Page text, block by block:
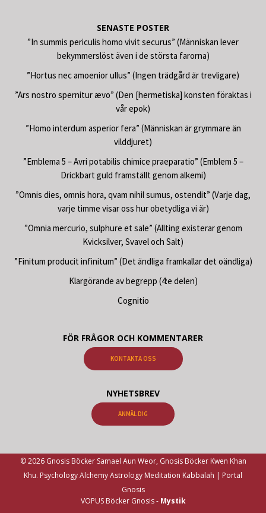
SENASTE POSTER
”In summis periculis homo vivit securus” (Människan lever
bekymmerslöst även i de största farorna)
”Hortus nec amoenior ullus” (Ingen trädgård är trevligare)
”Ars nostro spernitur ævo” (Den [hermetiska] konsten föraktas i
vår epok)
”Homo interdum asperior fera” (Människan är grymmare än
vilddjuret)
”Emblema 5 – Avri potabilis chimice praeparatio” (Emblem 5 –
Drickbart guld framställt genom alkemi)
”Omnis dies, omnis hora, qvam nihil sumus, ostendit” (Varje dag,
varje timme visar oss hur obetydliga vi är)
”Omnia mercurio, sulphure et sale” (Allting existerar genom
Kvicksilver, Svavel och Salt)
”Finitum producit infinitum” (Det ändliga framkallar det oändliga)
Klargörande av begrepp (4:e delen)
Cognitio
FÖR FRÅGOR OCH KOMMENTARER
KONTAKTA OSS
NYHETSBREV
ANMÄL DIG
© 2026 Gnosis Böcker Samael Aun Weor, Gnosis Böcker Kwen Khan
Khu. Psychology Alchemy Astrology Meditation Kabbalah | Portal
Gnosis
VOPUS Böcker Gnosis - Mystik